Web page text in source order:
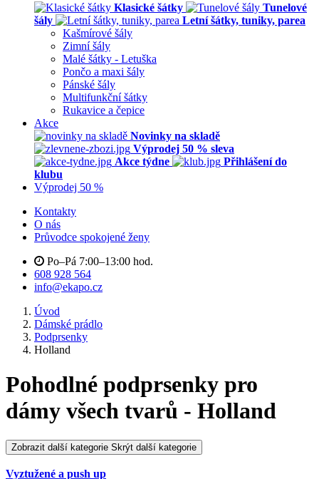
Klasické šátky
Tunelové
šály
Letní šátky, tuniky, parea
Kašmírové šály
Zimní šály
Malé šátky - Letuška
Pončo a maxi šály
Pánské šály
Multifunkční šátky
Rukavice a čepice
Akce
Novinky na skladě
Výprodej 50 % sleva
Akce týdne
Přihlášení do
klubu
Výprodej 50 %
Kontakty
O nás
Průvodce spokojené ženy
Po–Pá 7:00–13:00 hod.
608 928 564
info@ekapo.cz
Úvod
Dámské prádlo
Podprsenky
Holland
Pohodlné podprsenky pro
dámy všech tvarů - Holland
Zobrazit další kategorie Skrýt další kategorie
Vyztužené a push up